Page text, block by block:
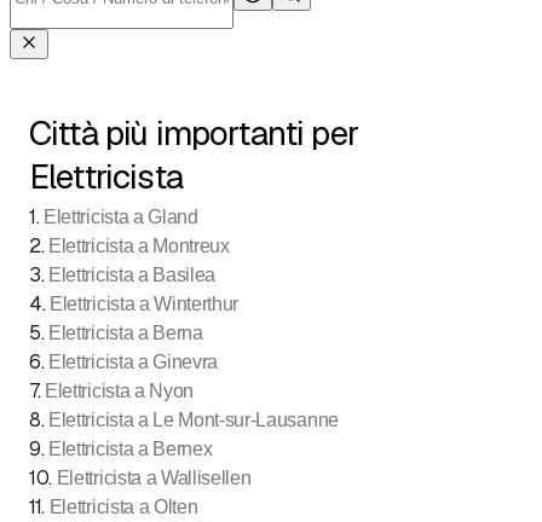
Città più importanti per
Elettricista
1. Elettricista a Gland
2. Elettricista a Montreux
3. Elettricista a Basilea
4. Elettricista a Winterthur
5. Elettricista a Berna
6. Elettricista a Ginevra
7. Elettricista a Nyon
8. Elettricista a Le Mont-sur-Lausanne
9. Elettricista a Bernex
10. Elettricista a Wallisellen
11. Elettricista a Olten